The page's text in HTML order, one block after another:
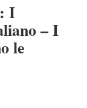
I
– I
le